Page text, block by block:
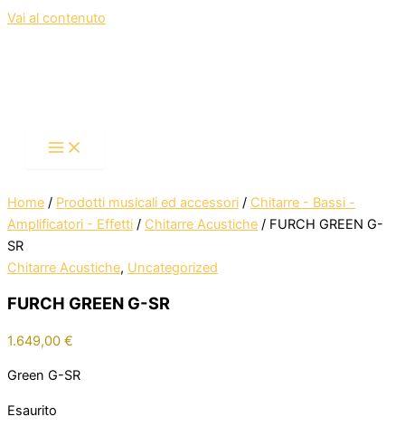
Vai al contenuto
Home / Prodotti musicali ed accessori / Chitarre - Bassi -
Amplificatori - Effetti / Chitarre Acustiche / FURCH GREEN G-
SR
Chitarre Acustiche, Uncategorized
FURCH GREEN G-SR
1.649,00 €
Green G-SR
Esaurito